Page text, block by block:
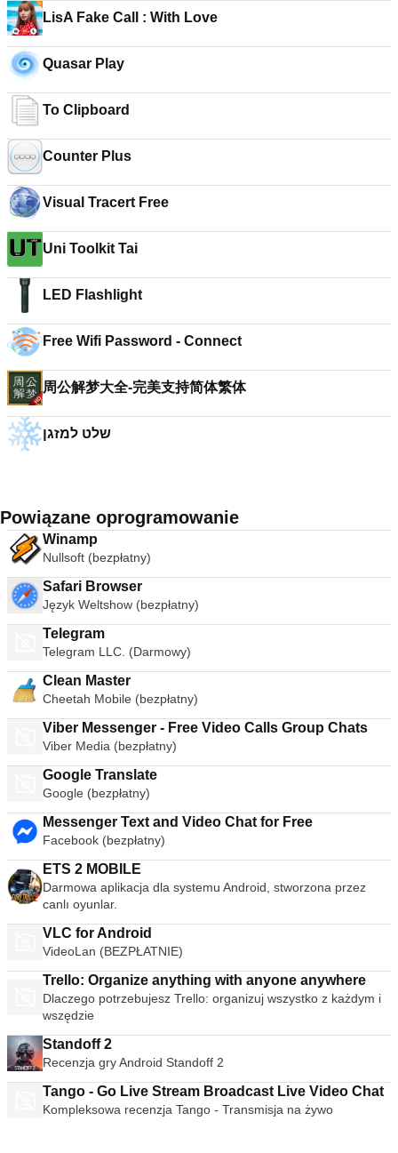
LisA Fake Call : With Love
Quasar Play
To Clipboard
Counter Plus
Visual Tracert Free
Uni Toolkit Tai
LED Flashlight
Free Wifi Password - Connect
周公解梦大全-完美支持简体繁体
שלט למזגן
Powiązane oprogramowanie
Winamp
Nullsoft (bezpłatny)
Safari Browser
Język Weltshow (bezpłatny)
Telegram
Telegram LLC. (Darmowy)
Clean Master
Cheetah Mobile (bezpłatny)
Viber Messenger - Free Video Calls Group Chats
Viber Media (bezpłatny)
Google Translate
Google (bezpłatny)
Messenger Text and Video Chat for Free
Facebook (bezpłatny)
ETS 2 MOBILE
Darmowa aplikacja dla systemu Android, stworzona przez
canlı oyunlar.
VLC for Android
VideoLan (BEZPŁATNIE)
Trello: Organize anything with anyone anywhere
Dlaczego potrzebujesz Trello: organizuj wszystko z każdym i
wszędzie
Standoff 2
Recenzja gry Android Standoff 2
Tango - Go Live Stream Broadcast Live Video Chat
Kompleksowa recenzja Tango - Transmisja na żywo